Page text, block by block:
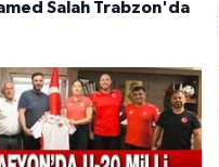
Salah Trabzon'da